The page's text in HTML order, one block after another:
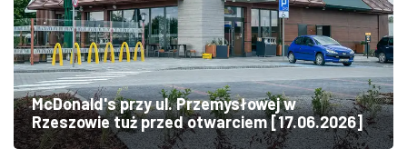
McDonald's przy ul. Przemysłowej w
Rzeszowie tuż przed otwarciem [17.06.2026]